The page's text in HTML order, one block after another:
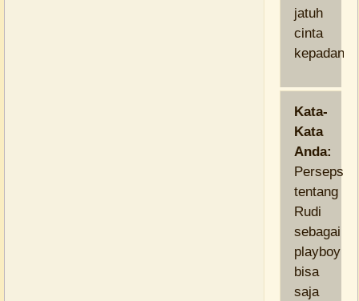
jatuh
cinta
kepadanya
Kata-
Kata
Anda:
tentang
Rudi
sebagai
playboy
bisa
saja